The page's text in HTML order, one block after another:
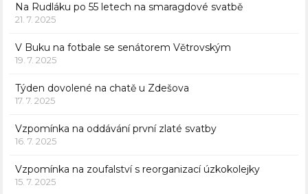
Na Rudláku po 55 letech na smaragdové svatbě
21. 7. 2025
V Buku na fotbale se senátorem Větrovským
19. 7. 2025
Týden dovolené na chatě u Zdešova
17. 7. 2025
Vzpomínka na oddávání první zlaté svatby
16. 7. 2025
Vzpomínka na zoufalství s reorganizací úzkokolejky
15. 7. 2025